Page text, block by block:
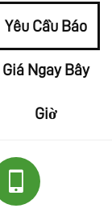
Yêu Cầu Báo
Giá Ngay Bây
Giờ